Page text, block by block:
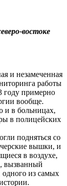
востоке
и незамеченная
работы
году примерно
вообще.
и в больницах,
в полицейских
подняться со
вышки, и
в воздухе,
вызванный
из самых